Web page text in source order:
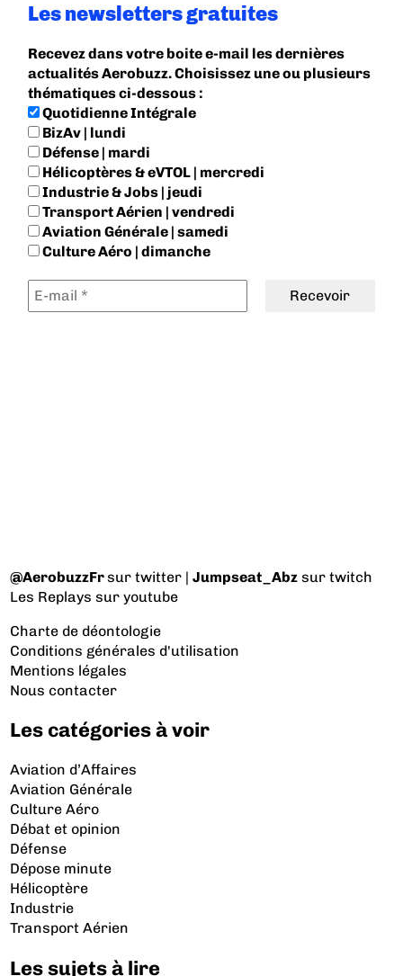
Les newsletters gratuites
Recevez dans votre boite e-mail les dernières
actualités Aerobuzz. Choisissez une ou plusieurs
thématiques ci-dessous :
Quotidienne Intégrale
BizAv | lundi
Défense | mardi
Hélicoptères & eVTOL | mercredi
Industrie & Jobs | jeudi
Transport Aérien | vendredi
Aviation Générale | samedi
Culture Aéro | dimanche
@AerobuzzFrsur twitter |Jumpseat_Abz sur twitch
Les Replays sur youtube
Charte de déontologie
Conditions générales d'utilisation
Mentions légales
Nous contacter
Les catégories à voir
Aviation d’Affaires
Aviation Générale
Culture Aéro
Débat et opinion
Défense
Dépose minute
Hélicoptère
Industrie
Transport Aérien
Les sujets à lire